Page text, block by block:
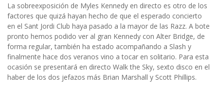
La sobreexposición de Myles Kennedy en directo es otro de los
factores que quizá hayan hecho de que el esperado concierto
en el Sant Jordi Club haya pasado a la mayor de las Razz. A bote
pronto hemos podido ver al gran Kennedy con Alter Bridge, de
forma regular, también ha estado acompañando a Slash y
finalmente hace dos veranos vino a tocar en solitario. Para esta
ocasión se presentará en directo Walk the Sky, sexto disco en el
haber de los dos jefazos más Brian Marshall y Scott Phillips.